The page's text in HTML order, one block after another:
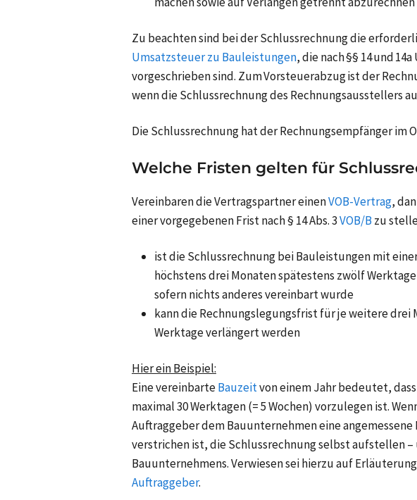
Zu beachten sind bei der Schlussrechnung die
Umsatzsteuer zu Bauleistungen, die nach §§ 14 und
vorgeschrieben sind. Zum Vorsteuerabzug ist der
wenn die Schlussrechnung des Rechnungsausstellers
Die Schlussrechnung hat der Rechnungsempfänger im
Welche Fristen gelten für
Vereinbaren die Vertragspartner einenVOB-Vertrag,
einer vorgegebenen Frist nach § 14 Abs. 3VOB/B zu
ist die Schlussrechnung bei Bauleistungen mit
höchstens drei Monaten spätestens zwölf
sofern nichts anderes vereinbart wurde
kann die Rechnungslegungsfrist für je weitere drei
Werktage verlängert werden
Hier ein Beispiel:
Eine vereinbarteBauzeitvon einem Jahr bedeutet,
maximal 30 Werktagen (= 5 Wochen) vorzulegen ist.
Auftraggeber dem Bauunternehmen eine
verstrichen ist, die Schlussrechnung selbst aufstellen –
Bauunternehmens. Verwiesen sei hierzu auf
Auftraggeber.